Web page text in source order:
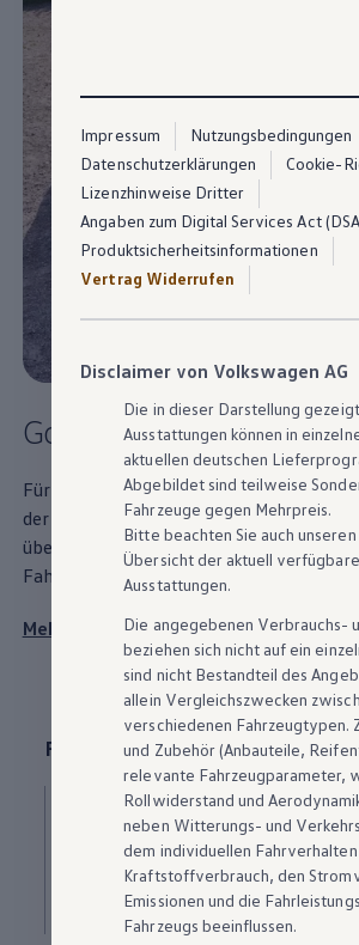
Golf Highlights
Für eine gute Kurvenlage überzeugt der
der neu entwickelten Vierlenker-
überrascht mit weiteren Highlightsim
Fahrkomfort, Infotainment und Design.
Mehr zu Highlights
Räder und Reifen
Golf Reifen-
Impressum
Nutzungsbedingungen
Datenschutzerklärungen
Cookie-
Lizenzhinweise Dritter
Angaben zum Digital Services Act
Produktsicherheitsinformationen
Vertrag Widerrufen
Disclaimer von Volkswagen AG
Die in dieser Darstellung
Ausstattungen können in
aktuellen deutschen
Abgebildet sind teilweise
Fahrzeuge gegen Mehrpreis.
Bitte beachten Sie auch
Übersicht der aktuell
Ausstattungen.
Die angegebenen Verbrauchs-
beziehen sich nicht auf ein
sind nicht Bestandteil des
allein Vergleichszwecken
verschiedenen Fahrzeugtypen.
und Zubehör(Anbauteile,
relevante Fahrzeugparameter,
Rollwiderstand und
neben Witterungs- und
dem individuellen
Kraftstoffverbrauch, den
Emissionen und die
Fahrzeugs beeinflussen.